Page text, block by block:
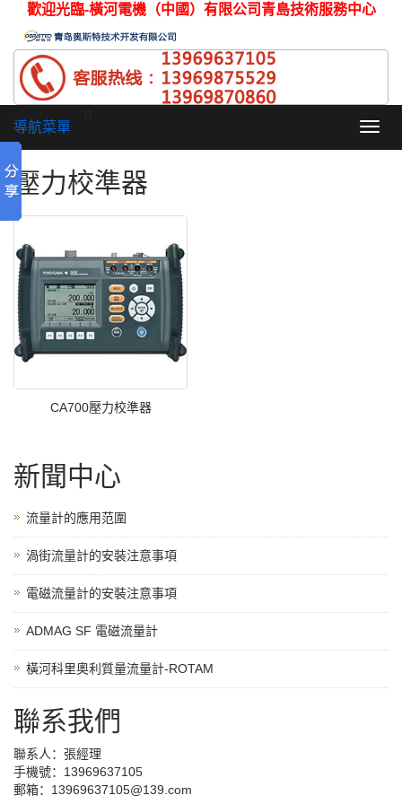
歡迎光臨-橫河電機（中國）有限公司青島技術服務中心
導航菜單
壓力校準器
CA700壓力校準器
新聞中心
流量計的應用范圍
渦街流量計的安裝注意事項
電磁流量計的安裝注意事項
ADMAG SF 電磁流量計
橫河科里奧利質量流量計-ROTAM
聯系我們
聯系人：張經理
手機號：13969637105
郵箱：13969637105@139.com